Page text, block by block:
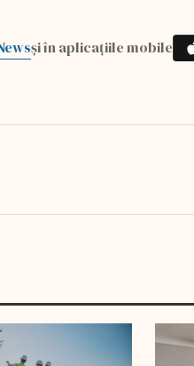
și în aplicațiile mobile